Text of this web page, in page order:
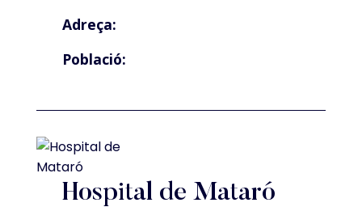
Adreça:
Població:
Hospital de Mataró